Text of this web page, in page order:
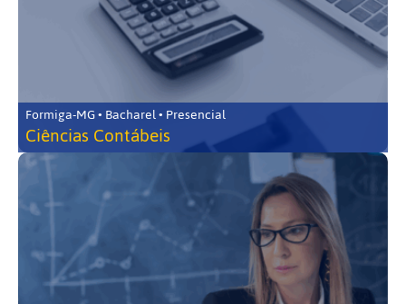
Formiga-MG • Bacharel • Presencial
Ciências Contábeis